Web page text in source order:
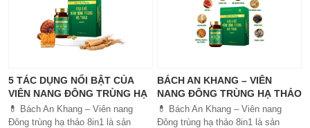
5 TÁC DỤNG NỔI BẬT CỦA
VIÊN NANG ĐÔNG TRÙNG HẠ
THẢO BÁCH AN KHANG
💊 Bách An Khang – Viên nang
Đông trùng hạ thảo 8in1 là sản
BÁCH AN KHANG – VIÊN
NANG ĐÔNG TRÙNG HẠ THẢO
8IN1: GIẢI PHÁP SỨC KHỎE
TOÀN DIỆN
💊 Bách An Khang – Viên nang
Đông trùng hạ thảo 8in1 là sản